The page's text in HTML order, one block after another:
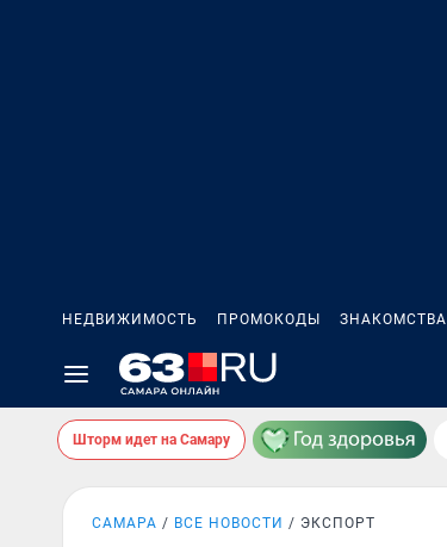
НЕДВИЖИМОСТЬ ПРОМОКОДЫ ЗНАКОМСТВА
Шторм идет на Самару
САМАРА ВСЕ НОВОСТИ ЭКСПОРТ